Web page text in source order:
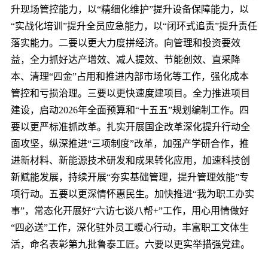
升现场管控能力，以“精细化维护”提升设备保障能力，以
“实战化培训”提升全员应急能力，以“闭环式追责”提升责任
落实能力。二要以更大力度拼经济。向管理和投资要效
益，全力抓好达产增效、减人提效、节能创效、直采降
本、清理“四金”占用和推进内部市场化等工作，强化成本
管控和亏损治理。三要以更快速度建项目。全力推进项目
建设，启动2026年全面预算和“十五五”规划编制工作。四
要以更严标准抓改革。扎实开展国企改革深化提升行动全
面攻坚，纵深推进“三项制度”改革，加强产学研合作，推
进新材料、新能源技术研发和成果转化应用，加速科技创
新赋能发展，持续开展“夯实基础管理，提升管理效能”专
项行动。五要以更深情怀惠民生。加快推进“我为职工办实
事”，常态化开展好“六访七谈八帮+”工作，用心用情做好
“四必送”工作，深化驻外员工暖心行动，丰富职工文体生
活，命名表彰第九批鲁泰工匠。六要以更实举措强党建。